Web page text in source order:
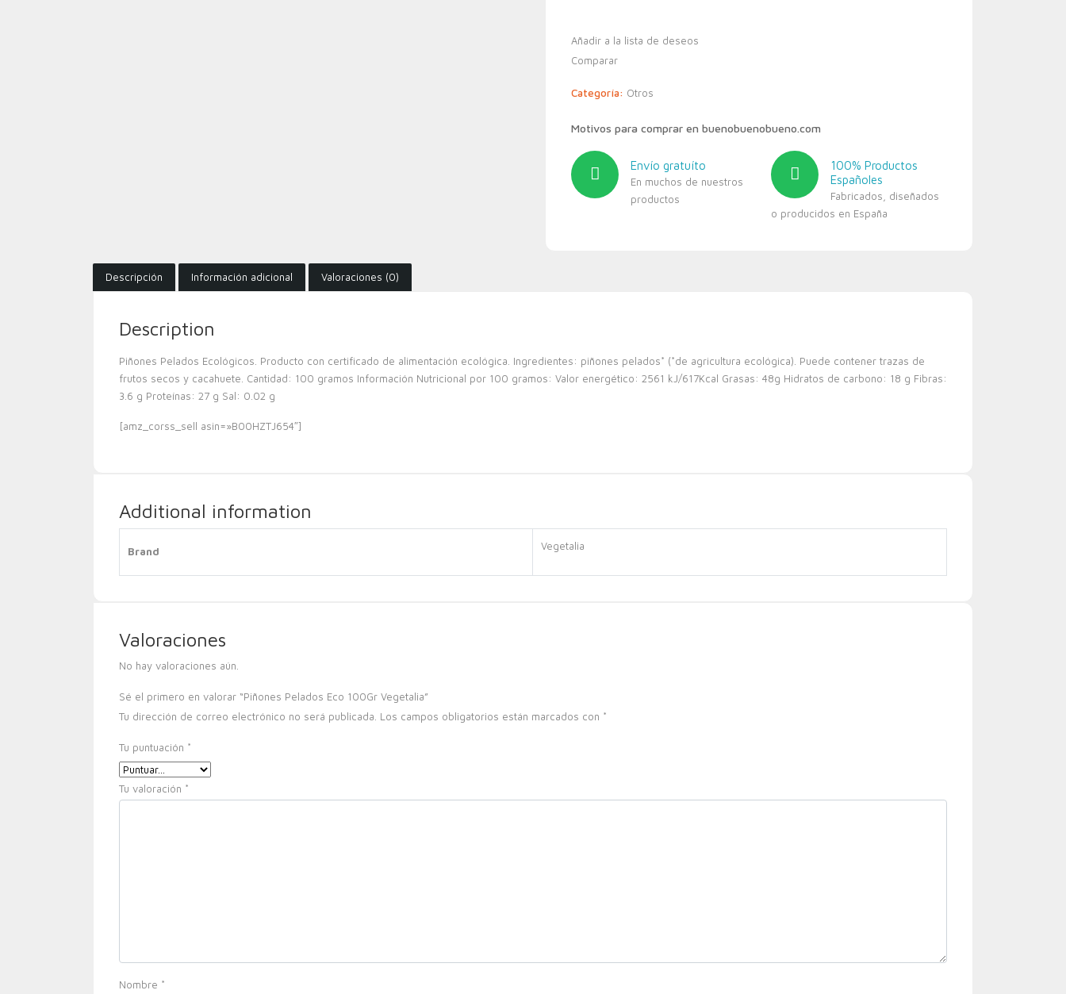
Añadir a la lista de deseos
Comparar
Categoría: Otros
Motivos para comprar en buenobuenobueno.com
Envío gratuíto
En muchos de nuestros
productos
100% Productos
Españoles
Fabricados, diseñados
o producidos en España
Descripción Información adicional Valoraciones (0)
Description
Piñones Pelados Ecológicos. Producto con certificado de alimentación ecológica. Ingredientes: piñones pelados* (*de agricultura ecológica). Puede contener trazas de
frutos secos y cacahuete. Cantidad: 100 gramos Información Nutricional por 100 gramos: Valor energético: 2561 kJ/617Kcal Grasas: 48g Hidratos de carbono: 18 g Fibras:
3.6 g Proteínas: 27 g Sal: 0.02 g
[amz_corss_sell asin=»B00HZTJ654″]
Additional information
Brand Vegetalia
Valoraciones
No hay valoraciones aún.
Sé el primero en valorar “Piñones Pelados Eco 100Gr Vegetalia”
Tu dirección de correo electrónico no será publicada. Los campos obligatorios están marcados con *
Tu puntuación *
Tu valoración *
Nombre *